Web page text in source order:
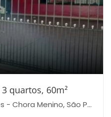
quartos, 60m²
Menino, São Paulo-SP